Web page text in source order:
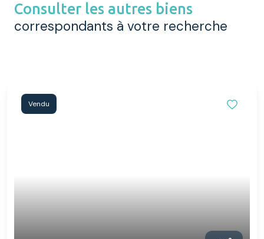
Consulter les autres biens
correspondants à votre recherche
Vendu